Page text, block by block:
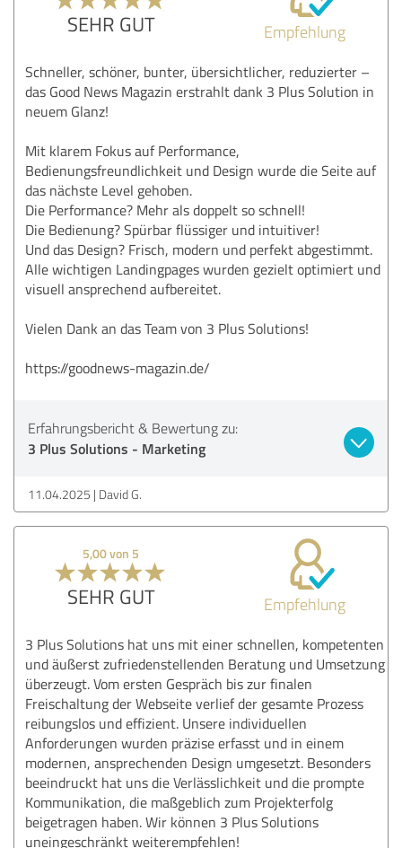
SEHR GUT Empfehlung
Schneller, schöner, bunter, übersichtlicher, reduzierter –
das Good News Magazin erstrahlt dank 3 Plus Solution in
neuem Glanz!
Mit klarem Fokus auf Performance,
Bedienungsfreundlichkeit und Design wurde die Seite auf
das nächste Level gehoben.
Die Performance? Mehr als doppelt so schnell!
Die Bedienung? Spürbar flüssiger und intuitiver!
Und das Design? Frisch, modern und perfekt abgestimmt.
Alle wichtigen Landingpages wurden gezielt optimiert und
visuell ansprechend aufbereitet.
Vielen Dank an das Team von 3 Plus Solutions!
https://goodnews-magazin.de/
Erfahrungsbericht & Bewertung zu:
3 Plus Solutions - Marketing
11.04.2025 David G.
5,00 von 5
SEHR GUT Empfehlung
3 Plus Solutions hat uns mit einer schnellen, kompetenten
und äußerst zufriedenstellenden Beratung und Umsetzung
überzeugt. Vom ersten Gespräch bis zur finalen
Freischaltung der Webseite verlief der gesamte Prozess
reibungslos und effizient. Unsere individuellen
Anforderungen wurden präzise erfasst und in einem
modernen, ansprechenden Design umgesetzt. Besonders
beeindruckt hat uns die Verlässlichkeit und die prompte
Kommunikation, die maßgeblich zum Projekterfolg
beigetragen haben. Wir können 3 Plus Solutions
uneingeschränkt weiterempfehlen!